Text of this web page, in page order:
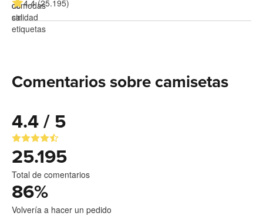
4.4 (25.195)
Comentarios sobre camisetas
4.4 / 5
25.195
Total de comentarios
86%
Volvería a hacer un pedido